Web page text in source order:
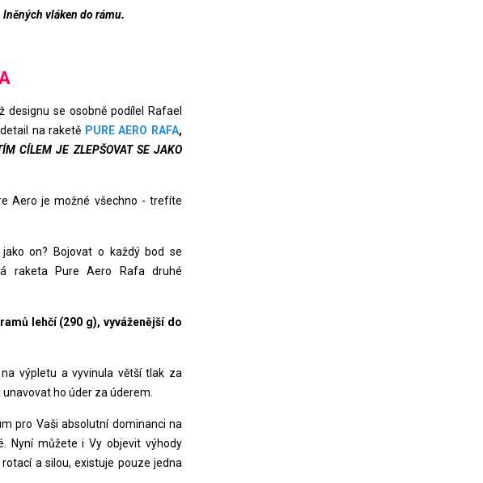
vláken do rámu.
se osobně podílel Rafael
na raketě PURE AERO RAFA,
CÍLEM JE ZLEPŠOVAT SE JAKO
Aero je možné všechno - trefíte
on? Bojovat o každý bod se
raketa Pure Aero Rafa druhé
lehčí (290 g), vyváženější do
výpletu a vyvinula větší tlak za
ho úder za úderem.
pro Vaši absolutní dominanci na
Nyní můžete i Vy objevit výhody
a silou, existuje pouze jedna